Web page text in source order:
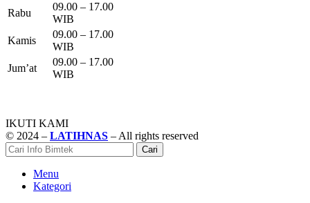
Rabu
09.00 – 17.00
WIB
Kamis
09.00 – 17.00
WIB
Jum’at
09.00 – 17.00
WIB
IKUTI KAMI
© 2024 – LATIHNAS – All rights reserved
Cari
Menu
Kategori